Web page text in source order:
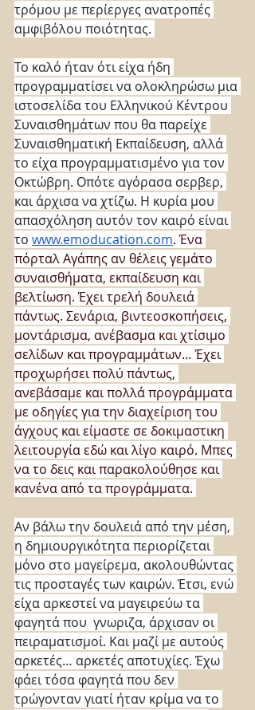
τρόμου με περίεργες ανατροπές
αμφιβόλου ποιότητας.
Το καλό ήταν ότι είχα ήδη
προγραμματίσει να ολοκληρώσω μια
ιστοσελίδα του Ελληνικού Κέντρου
Συναισθημάτων που θα παρείχε
Συναισθηματική Εκπαίδευση, αλλά
το είχα προγραμματισμένο για τον
Οκτώβρη. Οπότε αγόρασα σερβερ,
και άρχισα να χτίζω. Η κυρία μου
απασχόληση αυτόν τον καιρό είναι
το www.emoducation.com. Ένα
πόρταλ Αγάπης αν θέλεις γεμάτο
συναισθήματα, εκπαίδευση και
βελτίωση. Έχει τρελή δουλειά
πάντως. Σενάρια, βιντεοσκοπήσεις,
μοντάρισμα, ανέβασμα και χτίσιμο
σελίδων και προγραμμάτων… Έχει
προχωρήσει πολύ πάντως,
ανεβάσαμε και πολλά προγράμματα
με οδηγίες για την διαχείριση του
άγχους και είμαστε σε δοκιμαστικη
λειτουργία εδώ και λίγο καιρό. Μπες
να το δεις και παρακολούθησε και
κανένα από τα προγράμματα.
Αν βάλω την δουλειά από την μέση,
η δημιουργικότητα περιορίζεται
μόνο στο μαγείρεμα, ακολουθώντας
τις προσταγές των καιρών. Έτσι, ενώ
είχα αρκεστεί να μαγειρεύω τα
φαγητά που  γνωριζα, άρχισαν οι
πειραματισμοί. Και μαζί με αυτούς
αρκετές… αρκετές αποτυχίες. Έχω
φάει τόσα φαγητά που δεν
τρώγονταν γιατί ήταν κρίμα να το